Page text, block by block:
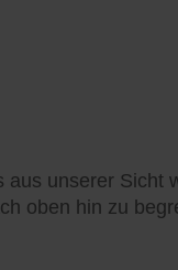
unserer Sicht
oben hin zu